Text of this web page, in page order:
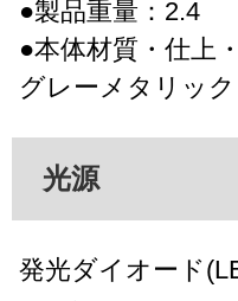
●製品重量：2.4
●本体材質・仕上
グレーメタリッ
光源
発光ダイオード